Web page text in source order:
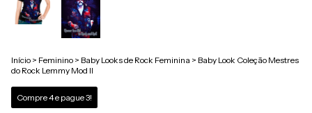
Início > Feminino > Baby Looks de Rock Feminina > Baby Look Coleção Mestres
do Rock Lemmy Mod II
Compre 4 e pague 3!